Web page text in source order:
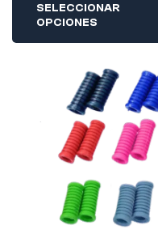
SELECCIONAR
OPCIONES